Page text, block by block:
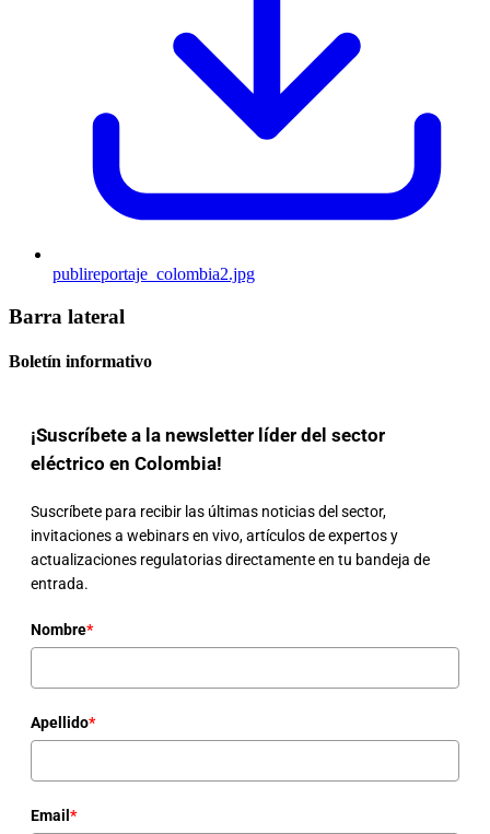
publireportaje_colombia2.jpg
Barra lateral
Boletín informativo
¡Suscríbete a la newsletter líder del sector
eléctrico en Colombia!
Suscríbete para recibir las últimas noticias del sector,
invitaciones a webinars en vivo, artículos de expertos y
actualizaciones regulatorias directamente en tu bandeja de
entrada.
Nombre*
Apellido*
Email *